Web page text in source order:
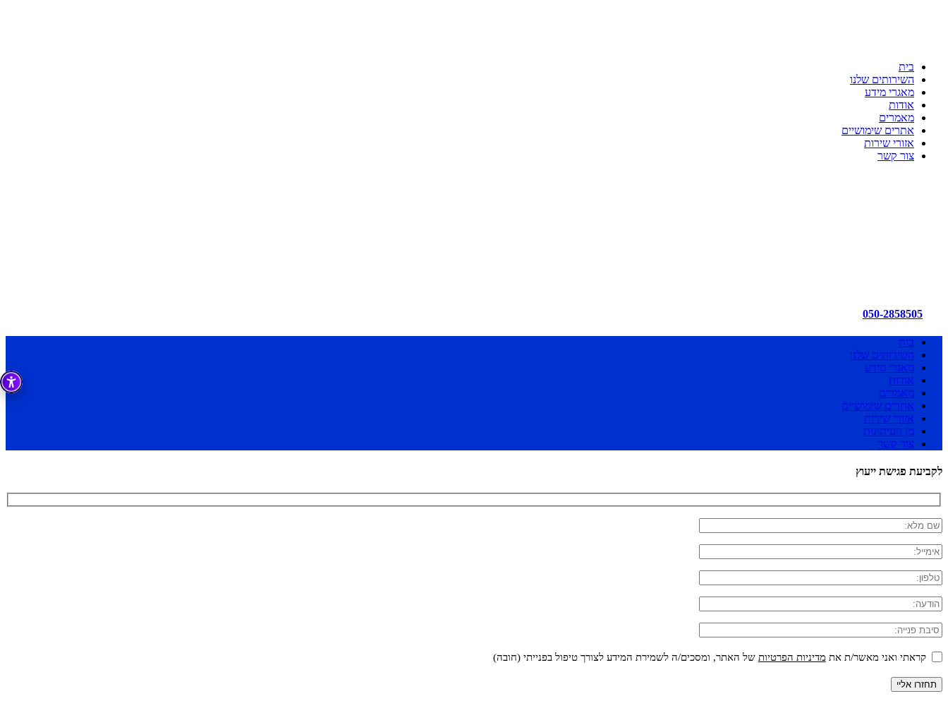
בית
השירותים שלנו
מאגרי מידע
אודות
מאמרים
אתרים שימושיים
אזורי שירות
צור קשר
050-2858505
בית
השירותים שלנו
מאגרי מידע
אודות
מאמרים
אתרים שימושיים
אזורי שירות
מן העיתונות
צור קשר
לקביעת פגישת ייעוץ
קראתי ואני מאשר/ת את מדיניות הפרטיות של האתר, ומסכים/ה לשמירת המידע לצורך טיפול בפנייתי (חובה)